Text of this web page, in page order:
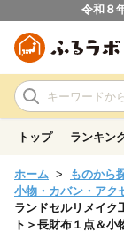
令和８
トップ ランキン
ホーム ものから
小物・カバン・アク
ランドセルリメイ
ト＞長財布１点＆